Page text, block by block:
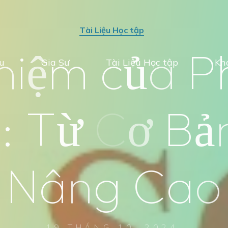
Gia Sư Tài Liệu Học tập
Tài Liệu Học tập
iệm của P
: Từ ơ Bả
Nâng Cao